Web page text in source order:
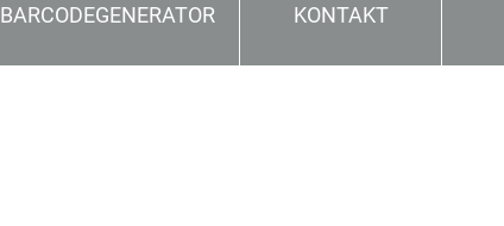
BARCODEGENERATOR KONTAKT